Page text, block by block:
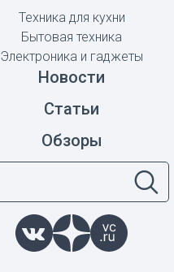
Техника для кухни
Бытовая техника
Электроника и гаджеты
Новости
Статьи
Обзоры